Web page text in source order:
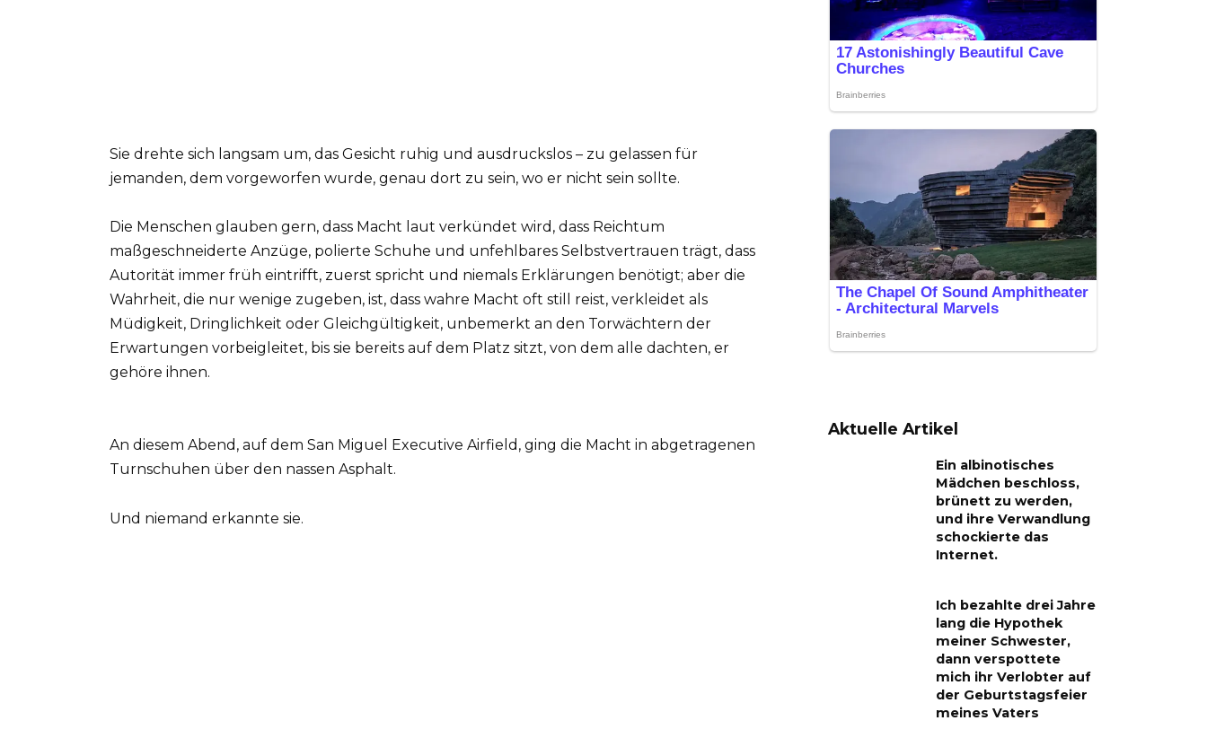
Sie drehte sich langsam um, das Gesicht ruhig und ausdruckslos – zu gelassen für
jemanden, dem vorgeworfen wurde, genau dort zu sein, wo er nicht sein sollte.
Die Menschen glauben gern, dass Macht laut verkündet wird, dass Reichtum
maßgeschneiderte Anzüge, polierte Schuhe und unfehlbares Selbstvertrauen trägt, dass
Autorität immer früh eintrifft, zuerst spricht und niemals Erklärungen benötigt; aber die
Wahrheit, die nur wenige zugeben, ist, dass wahre Macht oft still reist, verkleidet als
Müdigkeit, Dringlichkeit oder Gleichgültigkeit, unbemerkt an den Torwächtern der
Erwartungen vorbeigleitet, bis sie bereits auf dem Platz sitzt, von dem alle dachten, er
gehöre ihnen.
An diesem Abend, auf dem San Miguel Executive Airfield, ging die Macht in abgetragenen
Turnschuhen über den nassen Asphalt.
Und niemand erkannte sie.
Aktuelle Artikel
Ein albinotisches
Mädchen beschloss,
brünett zu werden,
und ihre Verwandlung
schockierte das
Internet.
Ich bezahlte drei Jahre
lang die Hypothek
meiner Schwester,
dann verspottete
mich ihr Verlobter auf
der Geburtstagsfeier
meines Vaters